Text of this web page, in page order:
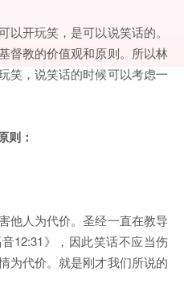
以开玩笑，是可以说笑话的。
督教的价值观和原则。所以林
笑，说笑话的时候可以考虑一
则：
他人为代价。圣经一直在教导
12:31》，因此笑话不应当伤
为代价。就是刚才我们所说的